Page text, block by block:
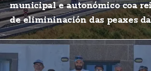
municipal e autonómico coa
de elimininación das peaxes